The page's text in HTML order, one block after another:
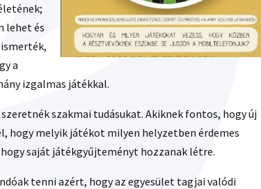
lehet és
a
izgalmas játékkal.
szakmai tudásukat. Akiknek fontos, hogy új
hogy melyik játékot milyen helyzetben érdemes
saját játékgyűjteményt hozzanak létre.
tenni azért, hogy az egyesület tagjai valódi